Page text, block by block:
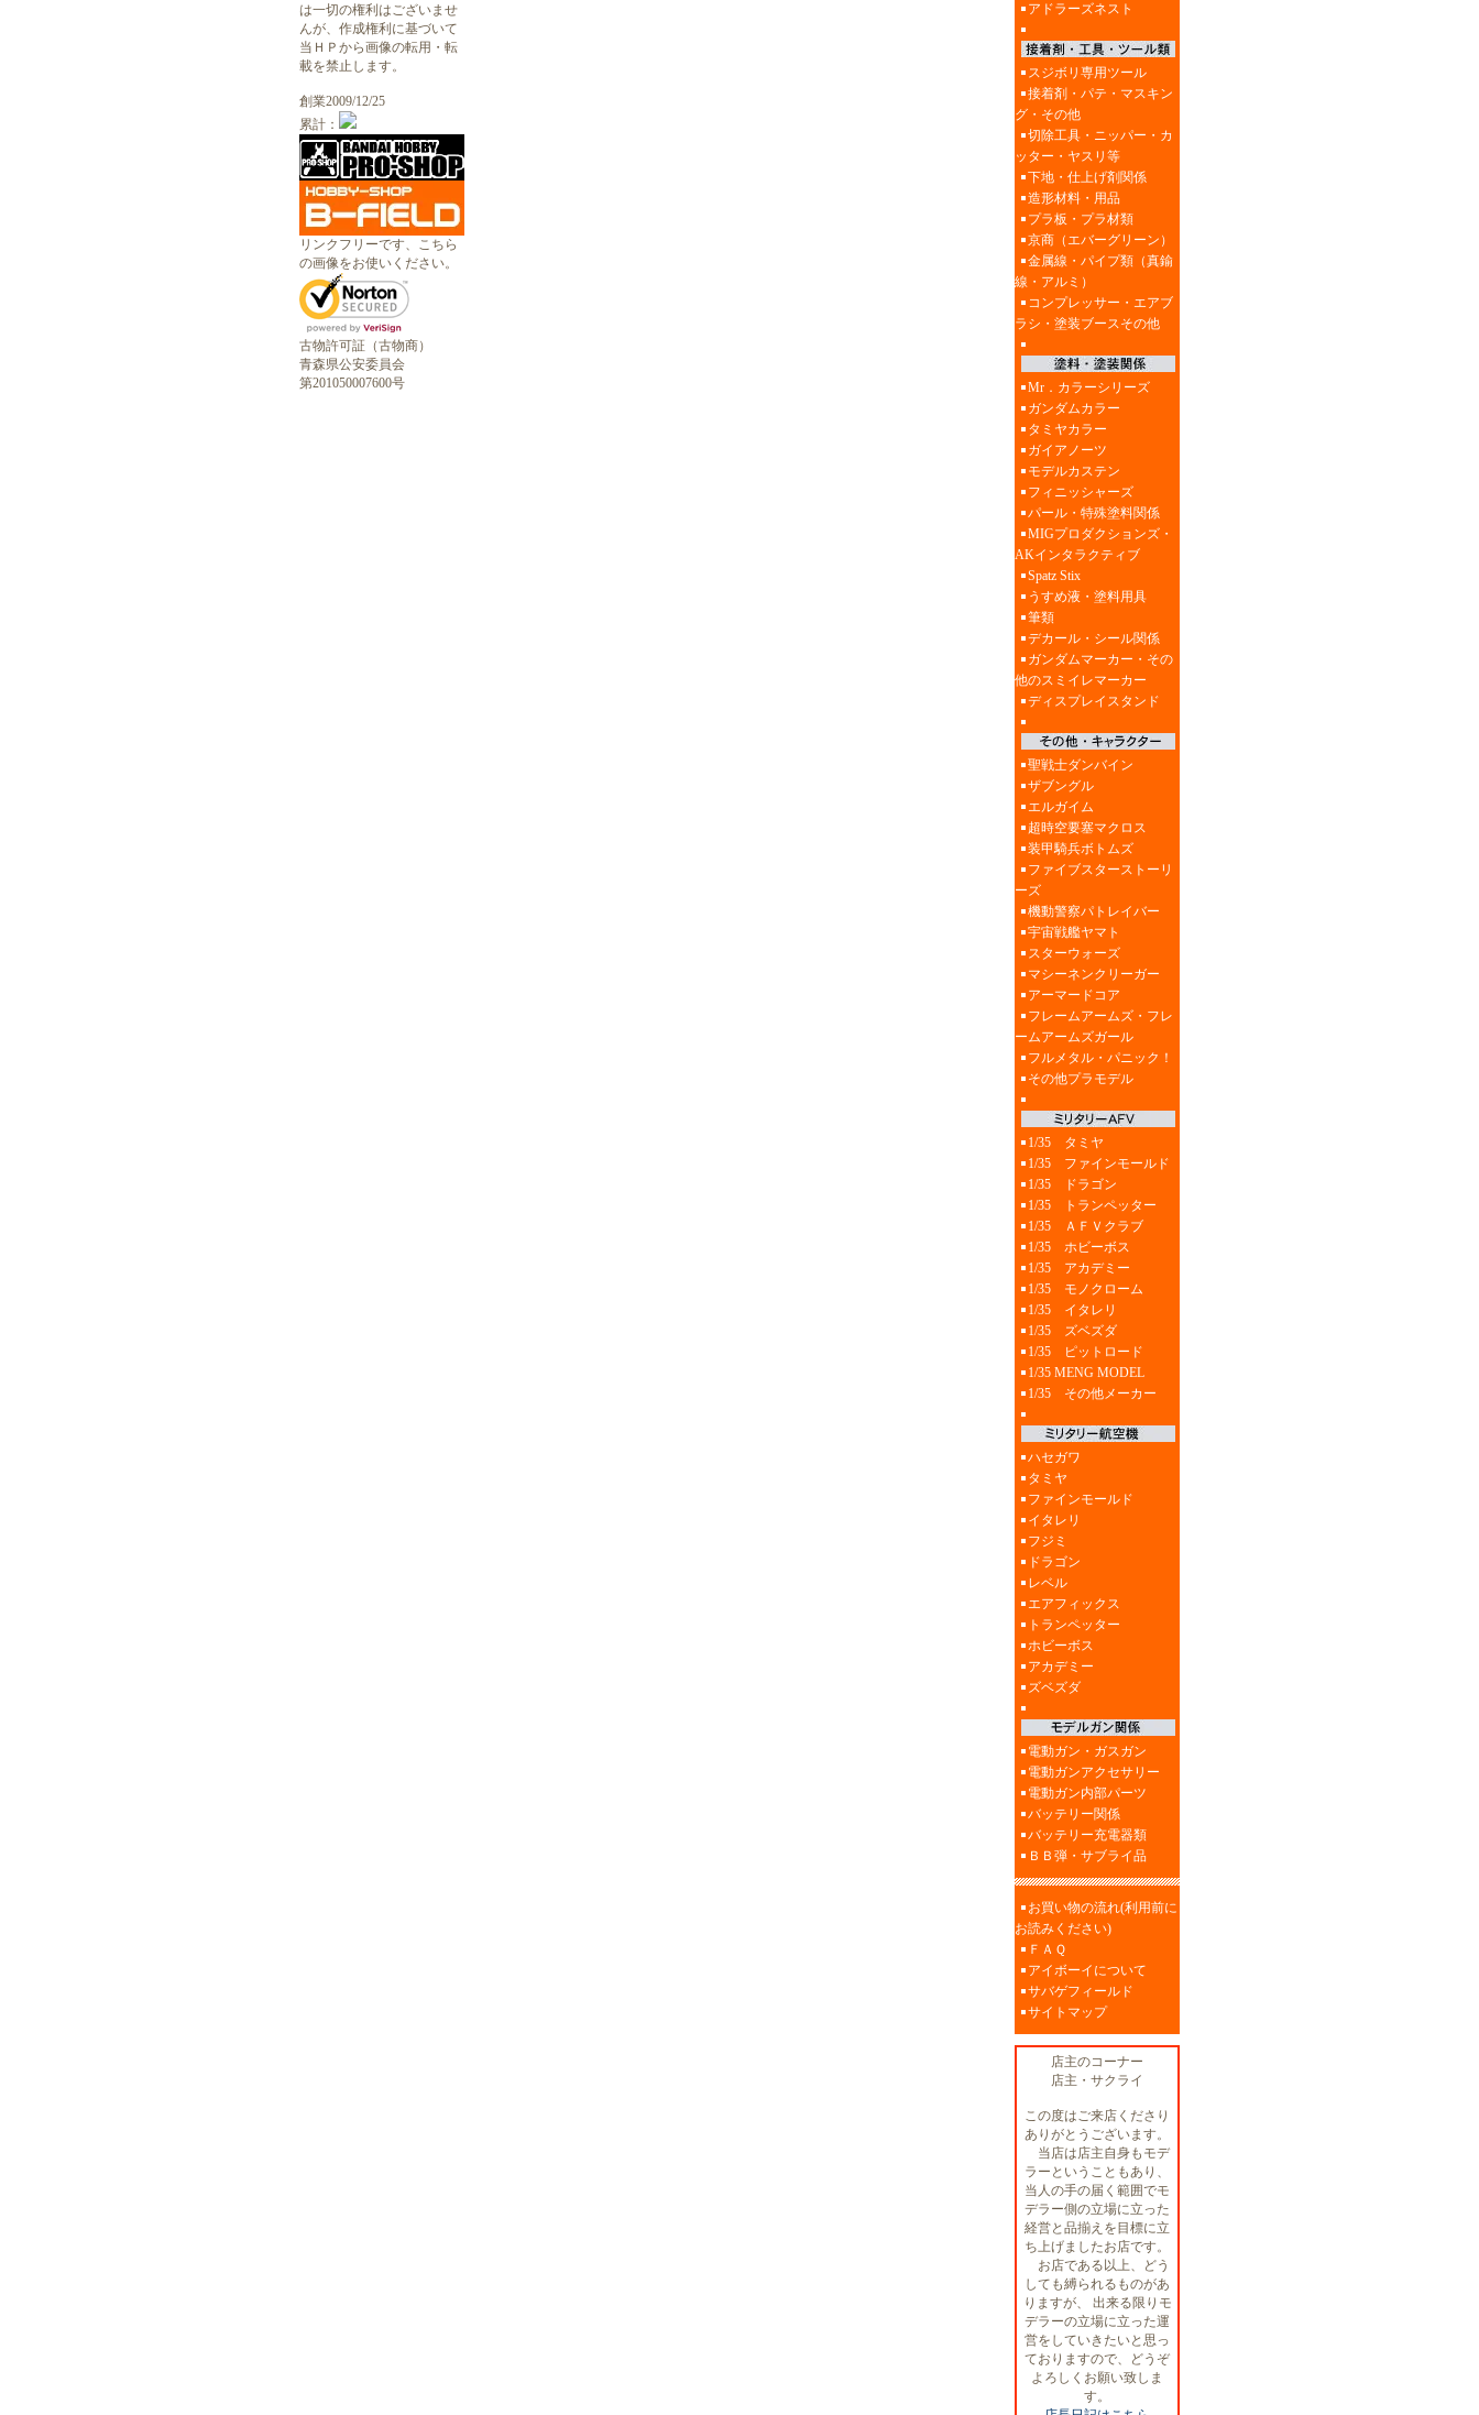
は一切の権利はございませ
んが、作成権利に基づいて
当ＨＰから画像の転用・転
載を禁止します。
創業2009/12/25
累計：
リンクフリーです、こちら
の画像をお使いください。
古物許可証（古物商）
青森県公安委員会
第201050007600号
アドラーズネスト
スジボリ専用ツール
接着剤・パテ・マスキン
グ・その他
切除工具・ニッパー・カ
ッター・ヤスリ等
下地・仕上げ剤関係
造形材料・用品
プラ板・プラ材類
京商（エバーグリーン）
金属線・パイプ類（真鍮
線・アルミ）
コンプレッサー・エアブ
ラシ・塗装ブースその他
Mr．カラーシリーズ
ガンダムカラー
タミヤカラー
ガイアノーツ
モデルカステン
フィニッシャーズ
パール・特殊塗料関係
MIGプロダクションズ・
AKインタラクティブ
Spatz Stix
うすめ液・塗料用具
筆類
デカール・シール関係
ガンダムマーカー・その
他のスミイレマーカー
ディスプレイスタンド
聖戦士ダンバイン
ザブングル
エルガイム
超時空要塞マクロス
装甲騎兵ボトムズ
ファイブスターストーリ
ーズ
機動警察パトレイバー
宇宙戦艦ヤマト
スターウォーズ
マシーネンクリーガー
アーマードコア
フレームアームズ・フレ
ームアームズガール
フルメタル・パニック！
その他プラモデル
1/35 タミヤ
1/35 ファインモールド
1/35 ドラゴン
1/35 トランペッター
1/35 ＡＦＶクラブ
1/35 ホビーボス
1/35 アカデミー
1/35 モノクローム
1/35 イタレリ
1/35 ズベズダ
1/35 ピットロード
1/35 MENG MODEL
1/35 その他メーカー
ハセガワ
タミヤ
ファインモールド
イタレリ
フジミ
ドラゴン
レベル
エアフィックス
トランペッター
ホビーボス
アカデミー
ズベズダ
電動ガン・ガスガン
電動ガンアクセサリー
電動ガン内部パーツ
バッテリー関係
バッテリー充電器類
ＢＢ弾・サブライ品
お買い物の流れ(利用前に
お読みください)
ＦＡＱ
アイボーイについて
サバゲフィールド
サイトマップ
店主のコーナー
店主・サクライ
この度はご来店くださり
ありがとうございます。
当店は店主自身もモデ
ラーということもあり、
当人の手の届く範囲でモ
デラー側の立場に立った
経営と品揃えを目標に立
ち上げましたお店です。
お店である以上、どう
しても縛られるものがあ
りますが、 出来る限りモ
デラーの立場に立った運
営をしていきたいと思っ
ておりますので、どうぞ
よろしくお願い致しま
す。